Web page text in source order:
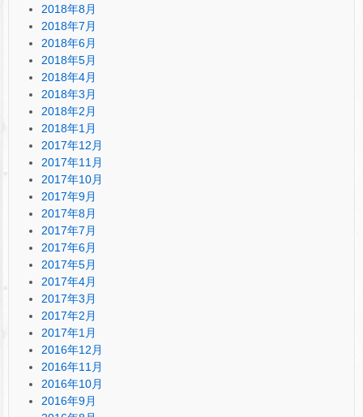
2018年8月
2018年7月
2018年6月
2018年5月
2018年4月
2018年3月
2018年2月
2018年1月
2017年12月
2017年11月
2017年10月
2017年9月
2017年8月
2017年7月
2017年6月
2017年5月
2017年4月
2017年3月
2017年2月
2017年1月
2016年12月
2016年11月
2016年10月
2016年9月